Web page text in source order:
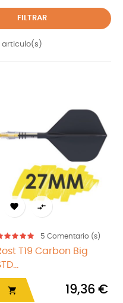
FILTRAR
articulo(s)
 
5 Comentario (s)
T19 Carbon Big
 19,36 €